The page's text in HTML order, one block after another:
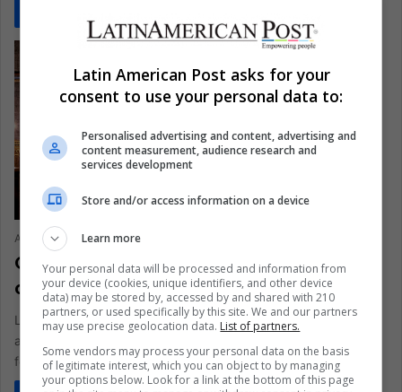
Ariel Cipolla March 24, 2020
Cómo celebrar Semana Santa desde la
casa
La celebración de la Semana Santa no será la habitual, debido
al coronavirus. No obstante, repasamos algunas maneras de
festejarla…
Latin American Post asks for your
consent to use your personal data to:
Personalised advertising and content, advertising and
content measurement, audience research and
services development
Store and/or access information on a device
Learn more
Your personal data will be processed and information from
your device (cookies, unique identifiers, and other device
data) may be stored by, accessed by and shared with 210
partners, or used specifically by this site. We and our partners
may use precise geolocation data. List of partners.
Some vendors may process your personal data on the basis
of legitimate interest, which you can object to by managing
your options below. Look for a link at the bottom of this page